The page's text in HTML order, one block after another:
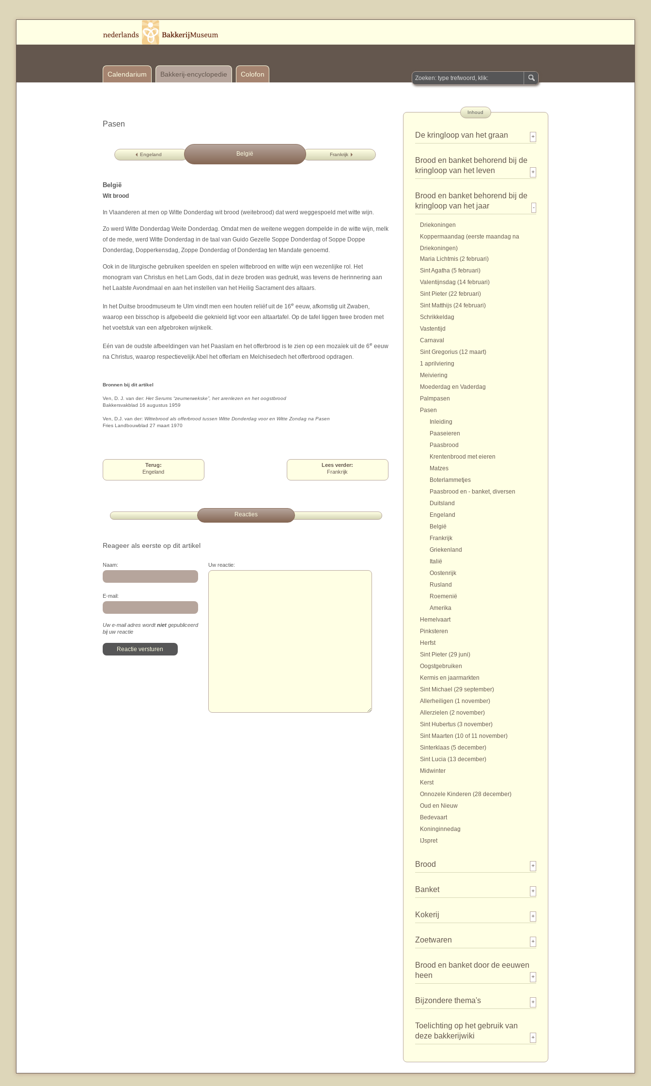
Calendarium Bakkerij-encyclopedie Colofon
Pasen
Engeland Frankrijk
België
België
Wit brood
In Vlaanderen at men op Witte Donderdag wit brood (weitebrood) dat werd weggespoeld met witte wijn.
Zo werd Witte Donderdag Weite Donderdag. Omdat men de weitene weggen dompelde in de witte wijn, melk
of de mede, werd Witte Donderdag in de taal van Guido Gezelle Soppe Donderdag of Soppe Doppe
Donderdag, Dopperkensdag, Zoppe Donderdag of Donderdag ten Mandate genoemd.
Ook in de liturgische gebruiken speelden en spelen wittebrood en witte wijn een wezenlijke rol. Het
monogram van Christus en het Lam Gods, dat in deze broden was gedrukt, was tevens de herinnering aan
het Laatste Avondmaal en aan het instellen van het Heilig Sacrament des altaars.
In het Duitse broodmuseum te Ulm vindt men een houten reliëf uit de 16e eeuw, afkomstig uit Zwaben,
waarop een bisschop is afgebeeld die geknield ligt voor een altaartafel. Op de tafel liggen twee broden met
het voetstuk van een afgebroken wijnkelk.
Eén van de oudste afbeeldingen van het Paaslam en het offerbrood is te zien op een mozaïek uit de 6e eeuw
na Christus, waarop respectievelijk Abel het offerlam en Melchisedech het offerbrood opdragen.
Bronnen bij dit artikel
Ven, D. J. van der: Het Serums “zeumerwekske”, het arenlezen en het oogstbrood
Bakkersvakblad 16 augustus 1959
Ven, D.J. van der: Wittebrood als offerbrood tussen Witte Donderdag voor en Witte Zondag na Pasen
Fries Landbouwblad 27 maart 1970
Terug:
Engeland
Lees verder:
Frankrijk
Reacties
Reageer als eerste op dit artikel
Naam:
E-mail:
Uw e-mail adres wordtnietgepubliceerd
bij uw reactie
Uw reactie:
Inhoud
De kringloop van het graan +
Brood en banket behorend bij de
kringloop van het leven
+
Brood en banket behorend bij de
kringloop van het jaar
-
Driekoningen
Koppermaandag (eerste maandag na
Driekoningen)
Maria Lichtmis (2 februari)
Sint Agatha (5 februari)
Valentijnsdag (14 februari)
Sint Pieter (22 februari)
Sint Matthijs (24 februari)
Schrikkeldag
Vastentijd
Carnaval
Sint Gregorius (12 maart)
1 aprilviering
Meiviering
Moederdag en Vaderdag
Palmpasen
Pasen
Inleiding
Paaseieren
Paasbrood
Krentenbrood met eieren
Matzes
Boterlammetjes
Paasbrood en - banket, diversen
Duitsland
Engeland
België
Frankrijk
Griekenland
Italië
Oostenrijk
Rusland
Roemenië
Amerika
Hemelvaart
Pinksteren
Herfst
Sint Pieter (29 juni)
Oogstgebruiken
Kermis en jaarmarkten
Sint Michael (29 september)
Allerheiligen (1 november)
Allerzielen (2 november)
Sint Hubertus (3 november)
Sint Maarten (10 of 11 november)
Sinterklaas (5 december)
Sint Lucia (13 december)
Midwinter
Kerst
Onnozele Kinderen (28 december)
Oud en Nieuw
Bedevaart
Koninginnedag
IJspret
Brood +
Banket +
Kokerij +
Zoetwaren +
Brood en banket door de eeuwen
heen
+
Bijzondere thema's +
Toelichting op het gebruik van
deze bakkerijwiki
+